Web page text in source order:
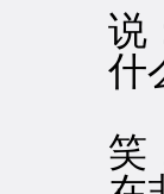
说
什
笑